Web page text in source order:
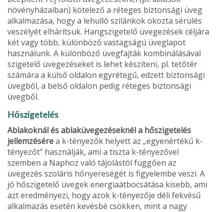
növényházaiban) kötelező a réte­ges biztonsági üveg
alkalmazása, hogy a lehulló szilánkok okozta sérülés
veszélyét elhárítsuk. Hangszigetelő üvegezések céljára
két vagy több, különböző vastagságú üveglapot
használunk. A különböző üvegfajták kombinálásával
szigetelő üvegezéseket is lehet készíteni, pl. tetőtér
számá­ra a külső oldalon egyrétegű, edzett biztonsági
üvegből, a belső oldalon pedig réteges bizton­sági
üvegből.
Hőszigetelés
Ablakoknál és ablaküvegezéseknél a hőszigetelés
jellemzésérea k-tényezők helyett az „egyenértékű k-
tényezőt” használják, ami a tiszta k-tényezővel
szemben a Naphoz való tájolástól függően az
üvegezés szoláris hőnyereségét is figyelembe veszi. A
jó hőszigetelő üvegek energiaátbocsátása kisebb, ami
azt eredményezi, hogy azok k-tényezője déli fekvésű
alkalmazás esetén ke­vésbé csökken, mint a nagy